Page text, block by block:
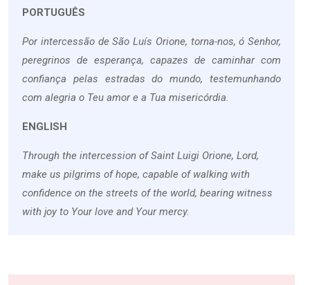
PORTUGUÊS
Por intercessão de São Luís Orione, torna-nos, ó Senhor,
peregrinos de esperança, capazes de caminhar com
confiança pelas estradas do mundo, testemunhando
com alegria o Teu amor e a Tua misericórdia.
ENGLISH
Through the intercession of Saint Luigi Orione, Lord,
make us pilgrims of hope, capable of walking with
confidence on the streets of the world, bearing witness
with joy to Your love and Your mercy.